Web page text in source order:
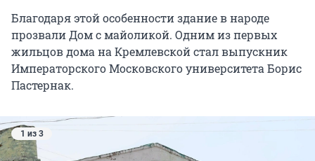
Благодаря этой особенности здание в народе
прозвали Дом с майоликой. Одним из первых
жильцов дома на Кремлевской стал выпускник
Императорского Московского университета Борис
Пастернак.
1 из 3